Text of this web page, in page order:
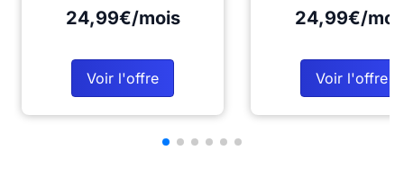
24,99€/mois
Voir l'offre
24,99€/
Voir l'offre